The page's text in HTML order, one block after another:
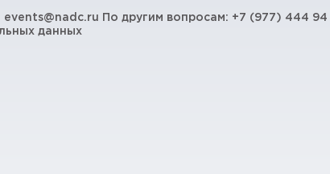
events@nadc.ru По другим вопросам: +7 (977) 444 94
данных